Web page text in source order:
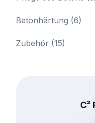
Betonhärtung (6)
Zubehör (15)
C²